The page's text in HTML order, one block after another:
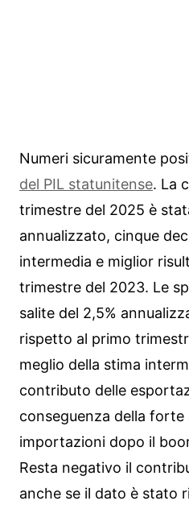
Numeri sicuramente
del PIL statunitense. La
trimestre del 2025 è
annualizzato, cinque
intermedia e miglior
trimestre del 2023. Le
salite del 2,5%
rispetto al primo
meglio della stima
contributo delle
conseguenza della forte
importazioni dopo il
Resta negativo il
anche se il dato è stato